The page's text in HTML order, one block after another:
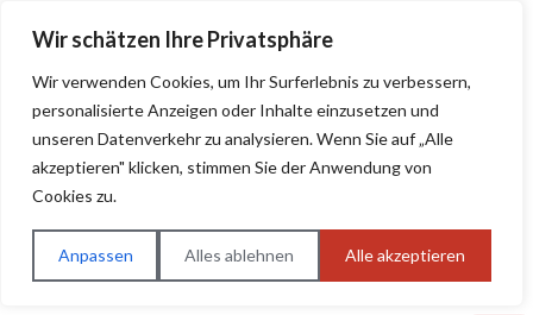
Wir schätzen Ihre Privatsphäre
Wir verwenden Cookies, um Ihr Surferlebnis zu verbessern,
personalisierte Anzeigen oder Inhalte einzusetzen und
unseren Datenverkehr zu analysieren. Wenn Sie auf „Alle
akzeptieren" klicken, stimmen Sie der Anwendung von
Cookies zu.
Anpassen Alles ablehnen Alle akzeptieren
BAUHERRENHILFE.orgQualitätssiegel!
Sie finden hier nur Qualitätsbetriebe, die mit dem DIAMANT,
PLATIN, GOLD, SILBER, ANWÄRTER "Bauherrenhilfe.org-
Qualitätssiegel" ausgezeichnet sind.